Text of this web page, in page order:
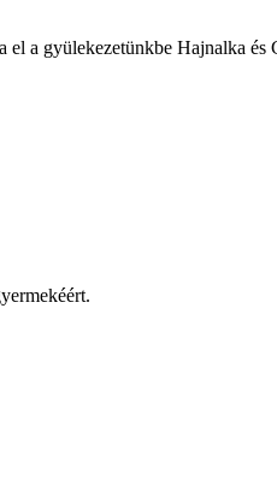
a gyülekezetünkbe Hajnalka